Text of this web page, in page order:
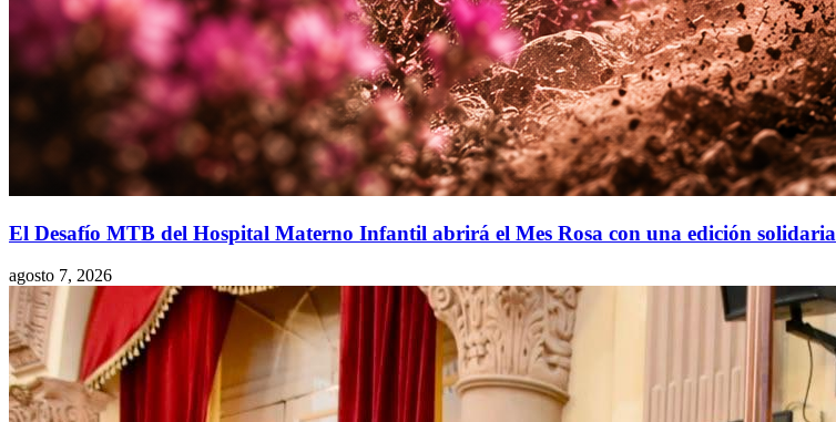
El Desafío MTB del Hospital Materno Infantil abrirá el Mes Rosa con una edición solidaria
agosto 7, 2026